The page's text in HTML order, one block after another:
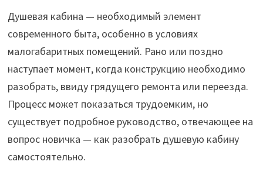
Душевая кабина — необходимый элемент
современного быта, особенно в условиях
малогабаритных помещений. Рано или поздно
наступает момент, когда конструкцию необходимо
разобрать, ввиду грядущего ремонта или переезда.
Процесс может показаться трудоемким, но
существует подробное руководство, отвечающее на
вопрос новичка — как разобрать душевую кабину
самостоятельно.